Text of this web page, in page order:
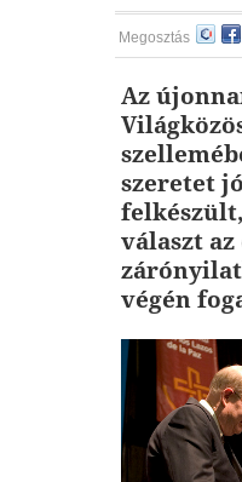
Megosztás
Az
szeretet
választ
végén